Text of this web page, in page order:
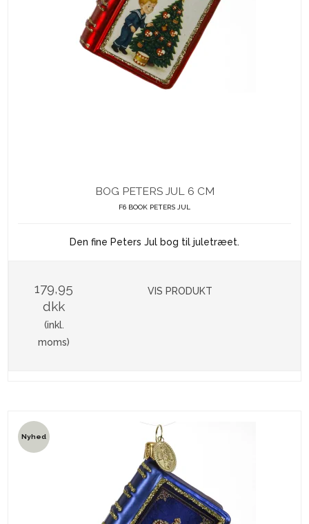
BOG PETERS JUL 6 CM
F6 BOOK PETERS JUL
Den fine Peters Jul bog til juletræet.
179,95
dkk
(inkl.
moms)
VIS PRODUKT
Nyhed